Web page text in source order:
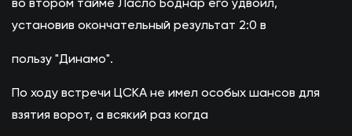
установив окончательный результат 2:0 в
пользу "Динамо".
По ходу встречи ЦСКА не имел особых шансов для
взятия ворот, а всякий раз когда